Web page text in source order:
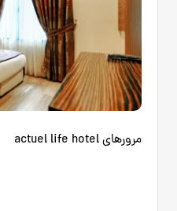
مرورهای actuel life hotel